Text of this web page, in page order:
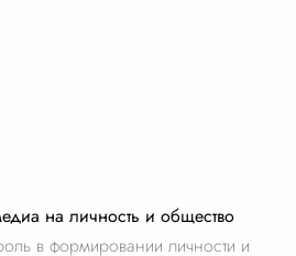
на личность и общество
в формировании личности и